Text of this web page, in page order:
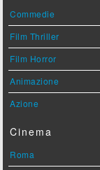
Commedie
Film Thriller
Film Horror
Animazione
Azione
Cinema
Roma